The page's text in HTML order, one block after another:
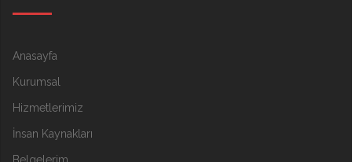
Anasayfa
Kurumsal
Hizmetlerimiz
İnsan Kaynakları